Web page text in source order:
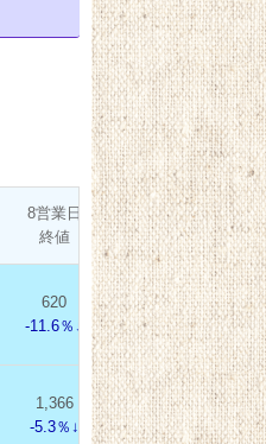
8営業日
終値
9営業日
終値
620
-11.6％↓
621
-11.4％↓
1,366
-5.3％↓
1,355
-6.1％↓